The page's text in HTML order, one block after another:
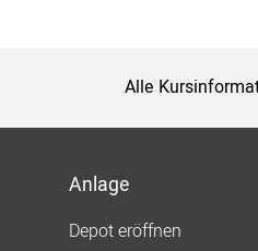
Alle
Anlage
Depot eröffnen